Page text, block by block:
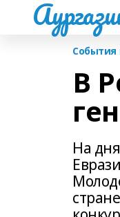
В
На